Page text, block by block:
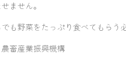
ません。
も野菜をたっぷり食べてもらう
農畜産業振興機構